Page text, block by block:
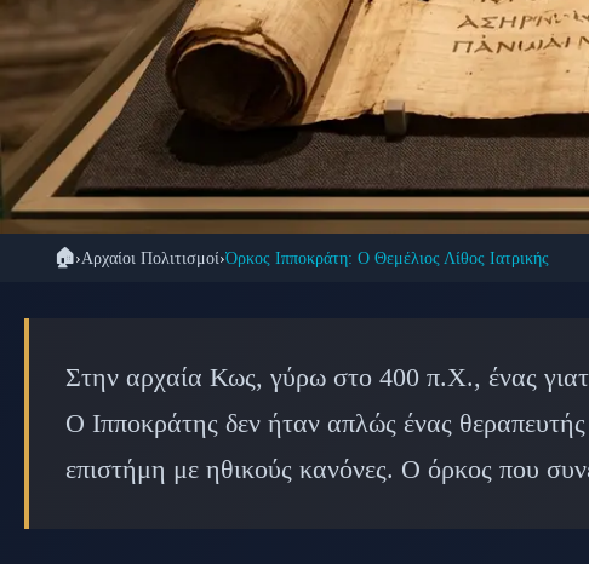
🏛️ ΑΡΧΑΊΟΙ
Γιατρός
📅 17
🏠›Αρχαίοι Πολιτισμοί›Όρκος Ιπποκράτη: Ο Θεμέλιος Λίθος Ιατρικής
Στην αρχαία Κως, γύρω στο 400 π.Χ., ένας
Ο Ιπποκράτης δεν ήταν απλώς ένας
επιστήμη με ηθικούς κανόνες. Ο όρκος που